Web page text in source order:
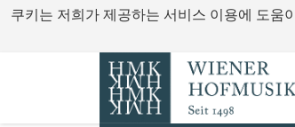
쿠키는 저희가 제공하는 서비스 이용에 도움